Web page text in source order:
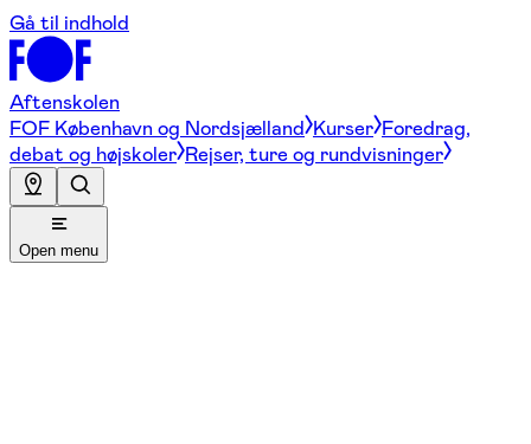
Gå til indhold
Aftenskolen
FOF København og Nordsjælland Kurser Foredrag,
debat og højskoler Rejser, ture og rundvisninger
Open menu